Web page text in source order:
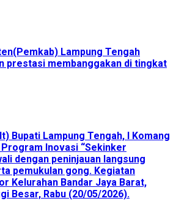
Lampung Tengah
prestasi membanggakan di tingkat
Bupati Lampung Tengah, I Komang
Inovasi “Sekinker
dengan peninjauan langsung
pemukulan gong. Kegiatan
Kelurahan Bandar Jaya Barat,
Besar, Rabu (20/05/2026).